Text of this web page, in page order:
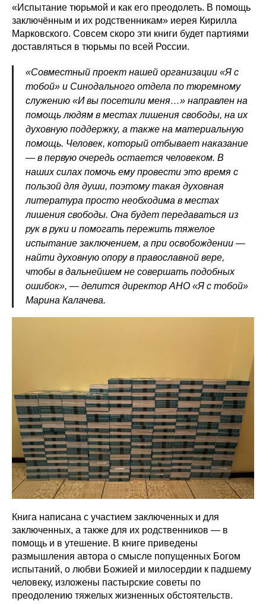
«Испытание тюрьмой и как его преодолеть. В помощь
заключённым и их родственникам» иерея Кирилла
Марковского. Совсем скоро эти книги будет партиями
доставляться в тюрьмы по всей России.
«Совместный проект нашей организации «Я с
тобой» и Синодального отдела по тюремному
служению «И вы посетили меня…» направлен на
помощь людям в местах лишения свободы, на их
духовную поддержку, а также на материальную
помощь. Человек, который отбывает наказание
— в первую очередь остается человеком. В
наших силах помочь ему провести это время с
пользой для души, поэтому такая духовная
литература просто необходима в местах
лишения свободы. Она будет передаваться из
рук в руки и помогать пережить тяжелое
испытание заключением, а при освобождении —
найти духовную опору в православной вере,
чтобы в дальнейшем не совершать подобных
ошибок», — делится директор АНО «Я с тобой»
Марина Калачева.
Книга написана с участием заключенных и для
заключенных, а также для их родственников — в
помощь и в утешение. В книге приведены
размышления автора о смысле попущенных Богом
испытаний, о любви Божией и милосердии к падшему
человеку, изложены пастырские советы по
преодолению тяжелых жизненных обстоятельств.